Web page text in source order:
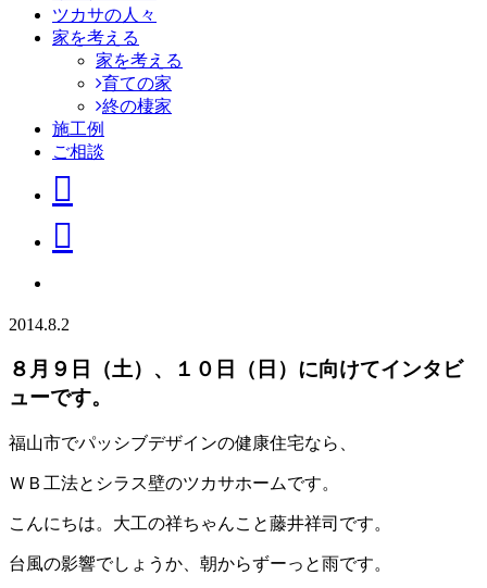
ツカサの人々
家を考える
家を考える
育ての家
終の棲家
施工例
ご相談
2014.8.2
８月９日（土）、１０日（日）に向けてインタビ
ューです。
福山市でパッシブデザインの健康住宅なら、
ＷＢ工法とシラス壁のツカサホームです。
こんにちは。大工の祥ちゃんこと藤井祥司です。
台風の影響でしょうか、朝からずーっと雨です。